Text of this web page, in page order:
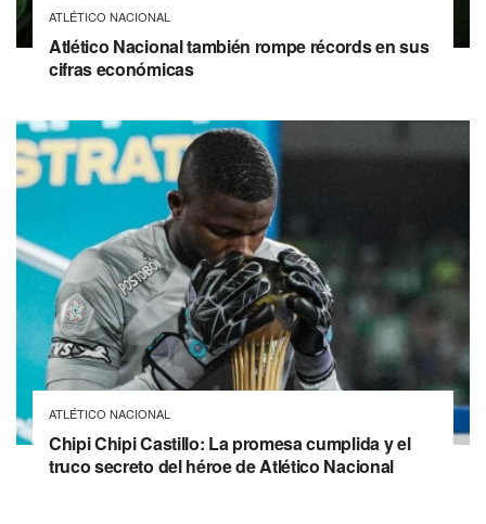
ATLÉTICO NACIONAL
Atlético Nacional también rompe récords en sus
cifras económicas
ATLÉTICO NACIONAL
Chipi Chipi Castillo: La promesa cumplida y el
truco secreto del héroe de Atlético Nacional